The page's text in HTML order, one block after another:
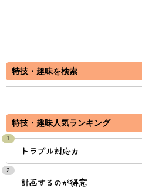
特技・趣味を検索
特技・趣味人気ランキング
1
トラブル対応力
2
計画するのが得意